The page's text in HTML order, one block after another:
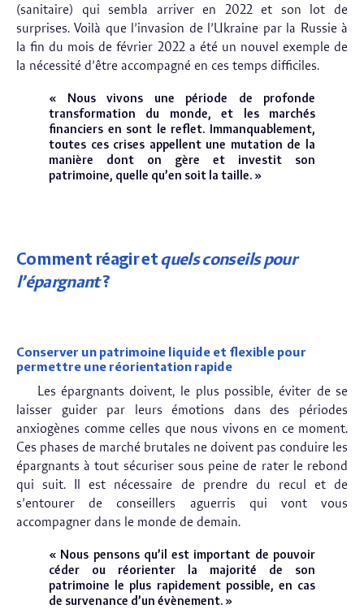
(sanitaire) qui sembla arriver en 2022 et son lot de
surprises. Voilà que l’invasion de l’Ukraine par la Russie à
la fin du mois de février 2022 a été un nouvel exemple de
la nécessité d’être accompagné en ces temps difficiles.
« Nous vivons une période de profonde
transformation du monde, et les marchés
financiers en sont le reflet. Immanquablement,
toutes ces crises appellent une mutation de la
manière dont on gère et investit son
patrimoine, quelle qu’en soit la taille. »
Comment réagir etquels conseils pour
l’épargnant?
Conserver un patrimoine liquide et flexible pour
permettre une réorientation rapide
Les épargnants doivent, le plus possible, éviter de se
laisser guider par leurs émotions dans des périodes
anxiogènes comme celles que nous vivons en ce moment.
Ces phases de marché brutales ne doivent pas conduire les
épargnants à tout sécuriser sous peine de rater le rebond
qui suit. Il est nécessaire de prendre du recul et de
s’entourer de conseillers aguerris qui vont vous
accompagner dans le monde de demain.
« Nous pensons qu’il est important de pouvoir
céder ou réorienter la majorité de son
patrimoine le plus rapidement possible, en cas
de survenance d’un évènement. »